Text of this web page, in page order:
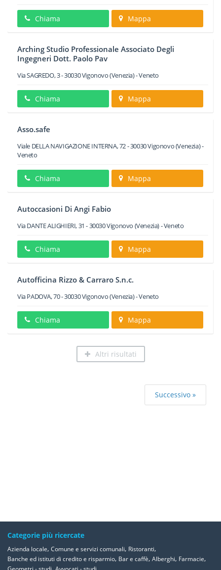
Chiama Mappa
Arching Studio Professionale Associato Degli
Ingegneri Dott. Paolo Pav
Via SAGREDO, 3-30030Vigonovo(Venezia) -Veneto
Chiama Mappa
Asso.safe
Viale DELLA NAVIGAZIONE INTERNA, 72-30030Vigonovo(Venezia) -
Veneto
Chiama Mappa
Autoccasioni Di Angi Fabio
Via DANTE ALIGHIERI, 31 -30030Vigonovo (Venezia) -Veneto
Chiama Mappa
Autofficina Rizzo & Carraro S.n.c.
Via PADOVA, 70-30030Vigonovo(Venezia) -Veneto
Chiama Mappa
Altri risultati
Successivo »
Categorie più ricercate
Azienda locale, Comune e servizi comunali, Ristoranti,
Banche ed istituti di credito e risparmio, Bar e caffè, Alberghi, Farmacie,